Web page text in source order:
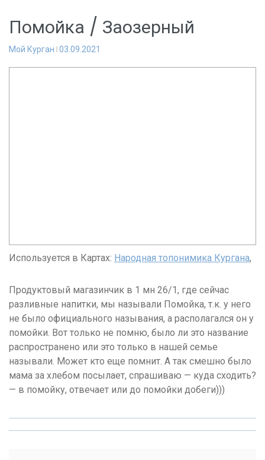
Помойка / Заозерный
Мой Курган 03.09.2021
Используется в Картах: Народная топонимика Кургана,
Продуктовый магазинчик в 1 мн 26/1, где сейчас
разливные напитки, мы называли Помойка, т.к. у него
не было официального называния, а располагался он у
помойки. Вот только не помню, было ли это название
распространено или это только в нашей семье
называли. Может кто еще помнит. А так смешно было
мама за хлебом посылает, спрашиваю — куда сходить?
— в помойку, отвечает или до помойки добеги)))